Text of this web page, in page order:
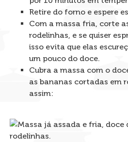
Retire do forno e espere
Com a massa fria, corte
rodelinhas, e se quiser
isso evita que elas
um pouco do doce.
Cubra a massa com o
as bananas cortadas em
assim: